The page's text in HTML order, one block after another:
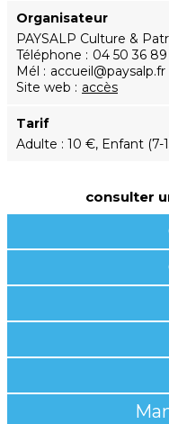
Organisateur
PAYSALP Culture &
Téléphone
04 50 36 89
Mél
accueil@paysalp.fr
Site web
accès
Tarif
Adulte : 10 €, Enfant (7-
consulter